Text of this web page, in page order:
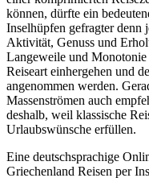
können, dürfte ein
Inselhüpfen gefragter denn
Aktivität, Genuss und
Langeweile und
Reiseart einhergehen und
angenommen werden.
Massenströmen auch
deshalb, weil klassische
Urlaubswünsche erfüllen.
Eine deutschsprachige
Griechenland Reisen per